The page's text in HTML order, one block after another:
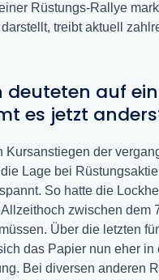
Rüstungs-Rallye
treibt aktuell
deuteten auf
es jetzt
Kursanstiegen der
Lage bei
So hatte die
zwischen dem
Über die letzten
das Papier nun eher in
Bei diversen anderen